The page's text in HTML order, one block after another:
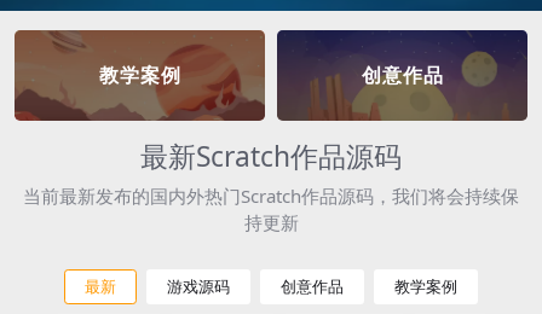
教学案例 创意作品
最新Scratch作品源码
当前最新发布的国内外热门Scratch作品源码，我们将会持续保
持更新
最新 游戏源码 创意作品 教学案例